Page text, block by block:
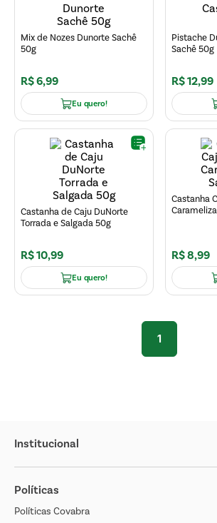
Mix de Nozes Dunorte Sachê
50g
R$6,99
Eu quero!
Pistache
Sachê 50g
R$12,99
Castanha de Caju DuNorte
Torrada e Salgada 50g
R$10,99
Eu quero!
Castanha
R$8,99
1
Institucional
Sobre o Covabra
Nossas Lojas
Cliente Bem Estar
Políticas
Políticas Covabra